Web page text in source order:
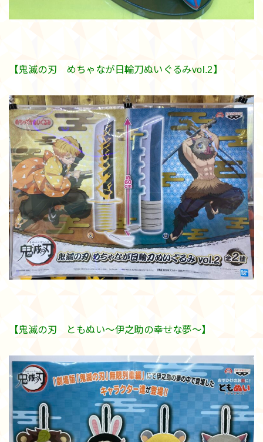
【鬼滅の刃 めちゃなが日輪刀ぬいぐるみvol.2】
【鬼滅の刃 ともぬい〜伊之助の幸せな夢〜】